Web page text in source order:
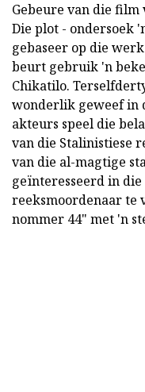
Gebeure van die
Die plot - ondersoek
gebaseer op die
beurt gebruik 'n
Chikatilo.
wonderlik geweef in
akteurs speel die
van die Stalinistiese
van die al-magtige
geïnteresseerd in
reeksmoordenaar te
nommer 44" met 'n